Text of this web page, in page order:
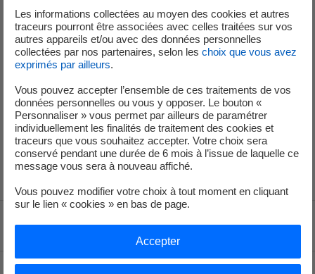
seul mot de différence... et pourtant tout un monde les
sépare. L'informatique ouvre de gigantesques possibilités
pour améliorer les moyens de calcul, une opportunité sur
laquelle la R&D d’EDF veille.
Consultez le dossier sur « L'informatique Quantique
»
Voir le fil d'ariane
Les informations collectées au moyen des cookies et autres
traceurs pourront être associées avec celles traitées sur vos
autres appareils et/ou avec des données personnelles
collectées par nos partenaires, selon les choix que vous avez
exprimés par ailleurs.
Vous pouvez accepter l’ensemble de ces traitements de vos
données personnelles ou vous y opposer. Le bouton «
Personnaliser » vous permet par ailleurs de paramétrer
individuellement les finalités de traitement des cookies et
traceurs que vous souhaitez accepter. Votre choix sera
conservé pendant une durée de 6 mois à l’issue de laquelle ce
message vous sera à nouveau affiché.
Vous pouvez modifier votre choix à tout moment en cliquant
sur le lien « cookies » en bas de page.
Accepter